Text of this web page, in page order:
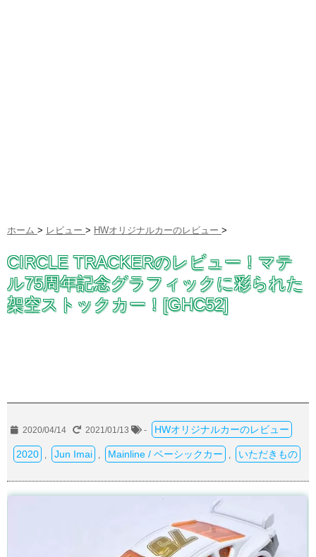
ホーム > レビュー > HWオリジナルカーのレビュー >
CIRCLE TRACKERのレビュー！マテ
ル75周年記念グラフィックに彩られた
架空ストックカー！[GHC52]
2020/04/14 2021/01/13 - HWオリジナルカーのレビュー
2020 Jun Imai Mainline / ベーシックカー いただきもの